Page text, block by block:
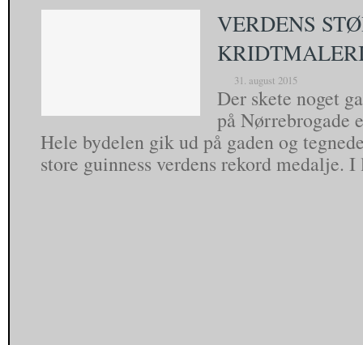
VERDENS
31. august 2015
Der skete noget
på Nørrebrogade
Hele bydelen gik ud på gaden og
store guinness verdens rekord medalje.